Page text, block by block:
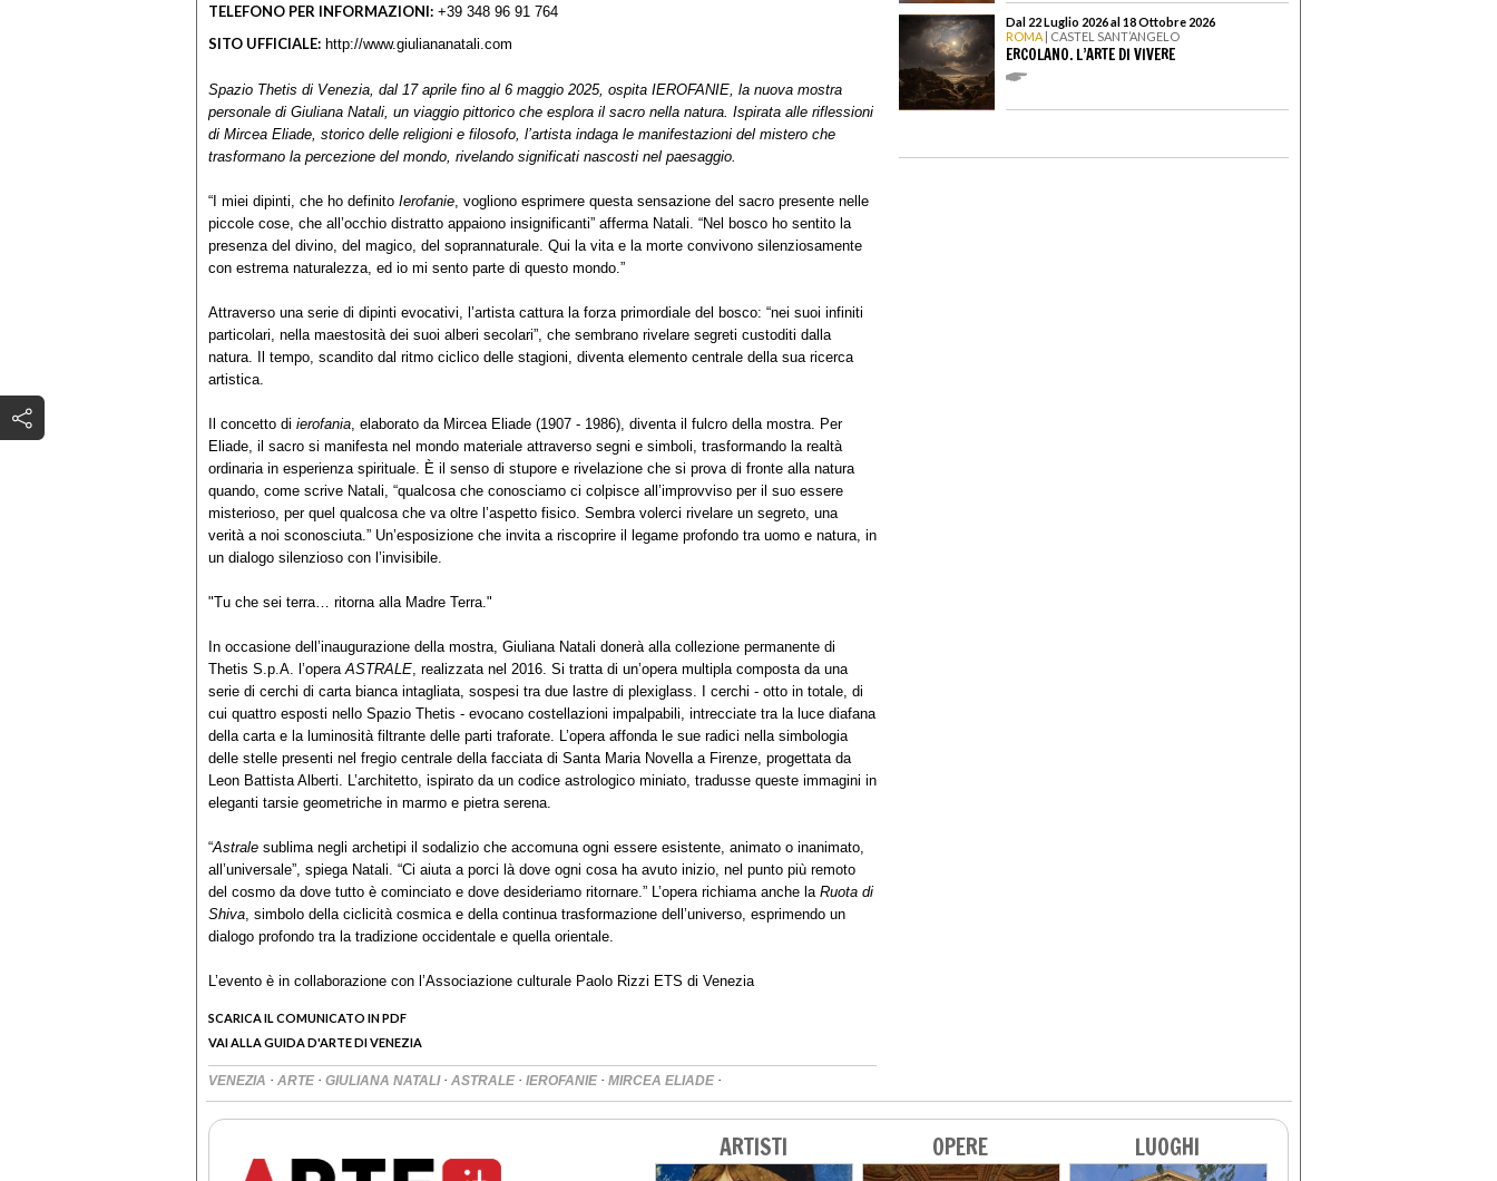
TELEFONO PER INFORMAZIONI: +39 348 96 91 764
SITO UFFICIALE: http://www.giuliananatali.com
Spazio Thetis di Venezia, dal 17 aprile fino al 6 maggio 2025, ospita IEROFANIE, la nuova mostra
personale di Giuliana Natali, un viaggio pittorico che esplora il sacro nella natura. Ispirata alle riflessioni
di Mircea Eliade, storico delle religioni e filosofo, l’artista indaga le manifestazioni del mistero che
trasformano la percezione del mondo, rivelando significati nascosti nel paesaggio.
“I miei dipinti, che ho definito Ierofanie, vogliono esprimere questa sensazione del sacro presente nelle
piccole cose, che all’occhio distratto appaiono insignificanti” afferma Natali. “Nel bosco ho sentito la
presenza del divino, del magico, del soprannaturale. Qui la vita e la morte convivono silenziosamente
con estrema naturalezza, ed io mi sento parte di questo mondo.”
Attraverso una serie di dipinti evocativi, l’artista cattura la forza primordiale del bosco: “nei suoi infiniti
particolari, nella maestosità dei suoi alberi secolari”, che sembrano rivelare segreti custoditi dalla
natura. Il tempo, scandito dal ritmo ciclico delle stagioni, diventa elemento centrale della sua ricerca
artistica.
Il concetto di ierofania, elaborato da Mircea Eliade (1907 - 1986), diventa il fulcro della mostra. Per
Eliade, il sacro si manifesta nel mondo materiale attraverso segni e simboli, trasformando la realtà
ordinaria in esperienza spirituale. È il senso di stupore e rivelazione che si prova di fronte alla natura
quando, come scrive Natali, “qualcosa che conosciamo ci colpisce all’improvviso per il suo essere
misterioso, per quel qualcosa che va oltre l’aspetto fisico. Sembra volerci rivelare un segreto, una
verità a noi sconosciuta.” Un’esposizione che invita a riscoprire il legame profondo tra uomo e natura, in
un dialogo silenzioso con l’invisibile.
"Tu che sei terra… ritorna alla Madre Terra."
In occasione dell’inaugurazione della mostra, Giuliana Natali donerà alla collezione permanente di
Thetis S.p.A. l’operaASTRALE, realizzata nel 2016. Si tratta di un’opera multipla composta da una
serie di cerchi di carta bianca intagliata, sospesi tra due lastre di plexiglass. I cerchi - otto in totale, di
cui quattro esposti nello Spazio Thetis - evocano costellazioni impalpabili, intrecciate tra la luce diafana
della carta e la luminosità filtrante delle parti traforate. L’opera affonda le sue radici nella simbologia
delle stelle presenti nel fregio centrale della facciata di Santa Maria Novella a Firenze, progettata da
Leon Battista Alberti. L’architetto, ispirato da un codice astrologico miniato, tradusse queste immagini in
eleganti tarsie geometriche in marmo e pietra serena.
“Astrale sublima negli archetipi il sodalizio che accomuna ogni essere esistente, animato o inanimato,
all’universale”, spiega Natali. “Ci aiuta a porci là dove ogni cosa ha avuto inizio, nel punto più remoto
del cosmo da dove tutto è cominciato e dove desideriamo ritornare.” L’opera richiama anche laRuota di
Shiva, simbolo della ciclicità cosmica e della continua trasformazione dell’universo, esprimendo un
dialogo profondo tra la tradizione occidentale e quella orientale.
L’evento è in collaborazione con l’Associazione culturale Paolo Rizzi ETS di Venezia
SCARICA IL COMUNICATO IN PDF
VAI ALLA GUIDA D'ARTE DI VENEZIA
VENEZIA · ARTE · GIULIANA NATALI · ASTRALE · IEROFANIE · MIRCEA ELIADE ·
Dal 22 Luglio 2026 al 18 Ottobre 2026
ROMA | CASTEL SANT’ANGELO
ERCOLANO. L’ARTE DI VIVERE
ARTISTI OPERE LUOGHI